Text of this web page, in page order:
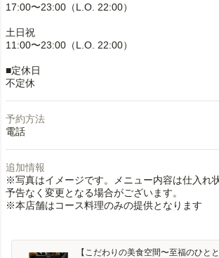
17:00〜23:00（L.O. 22:00）
土日祝
11:00〜23:00（L.O. 22:00）
■定休日
不定休
予約方法
電話
追加情報
※写真はイメージです。メニュー内容は仕入れ
予告なく変更となる場合がございます。
※本店舗はコース料理のみの提供となります
【こだわりの美食空間〜至福のひと